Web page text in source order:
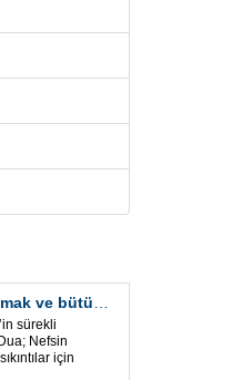
sürekli
Nefsin
için